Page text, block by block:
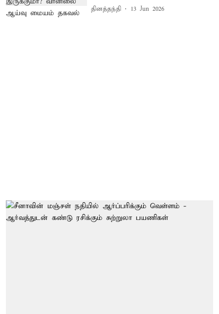
தினத்தந்தி 13 Jun 2026